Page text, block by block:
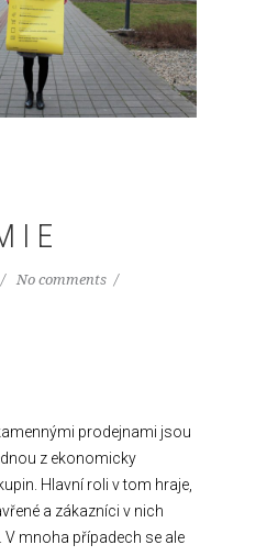
No comments
prodejnami jsou
z ekonomicky
Hlavní roli v tom hraje,
a zákazníci v nich
mnoha případech se ale